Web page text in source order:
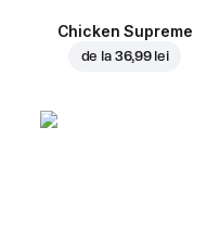
Chicken Supreme
de la 36,99 lei